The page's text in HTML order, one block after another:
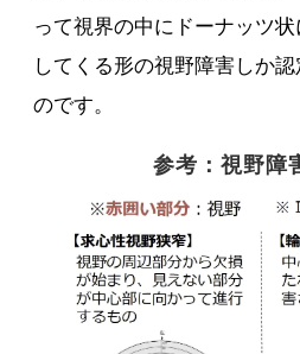
って視界の中にドーナッツ
してくる形の視野障害しか
のです。
参考：視野障